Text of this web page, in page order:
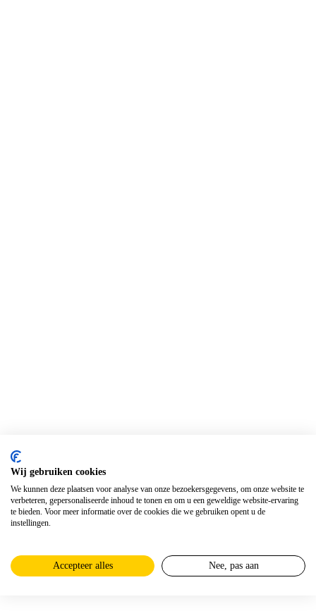
Wij gebruiken cookies
We kunnen deze plaatsen voor analyse van onze bezoekersgegevens, om onze website te
verbeteren, gepersonaliseerde inhoud te tonen en om u een geweldige website-ervaring
te bieden. Voor meer informatie over de cookies die we gebruiken opent u de
instellingen.
Accepteer alles Nee, pas aan